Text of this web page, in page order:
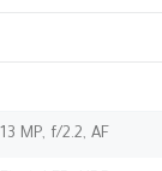
13 MP, f/2.2, AF